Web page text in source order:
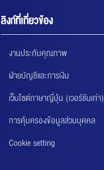
ลิงก์ที่เกี่ยวข้อง
งานประกันคุณภาพ
ฝ่ายบัญชีและการเงิน
เว็บไซต์ภาษาญี่ปุ่น (เวอร์ชันเก่า)
การคุ้มครองข้อมูลส่วนบุคคล
Cookie setting